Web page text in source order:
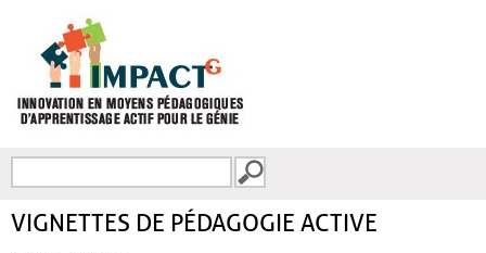
FORMULAIRE DE
VIGNETTES DE PÉDAGOGIE ACTIVE